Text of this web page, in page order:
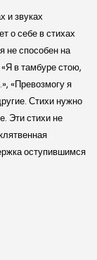
и звуках
о себе в стихах
не способен на
в тамбуре стою,
«Превозмогу я
Стихи нужно
Эти стихи не
оступившимся